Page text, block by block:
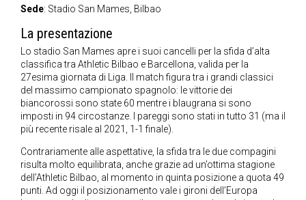
Sede: Stadio San Mames, Bilbao
La presentazione
Lo stadio San Mames apre i suoi cancelli per la sfida d’alta
classifica tra Athletic Bilbao e Barcellona, valida per la
27esima giornata di Liga. Il match figura tra i grandi classici
del massimo campionato spagnolo: le vittorie dei
biancorossi sono state 60 mentre i blaugrana si sono
imposti in 94 circostanze. I pareggi sono stati in tutto 31 (ma il
più recente risale al 2021, 1-1 finale).
Contrariamente alle aspettative, la sfida tra le due compagini
risulta molto equilibrata, anche grazie ad un’ottima stagione
dell’Athletic Bilbao, al momento in quinta posizione a quota 49
punti. Ad oggi il posizionamento vale i gironi dell’Europa